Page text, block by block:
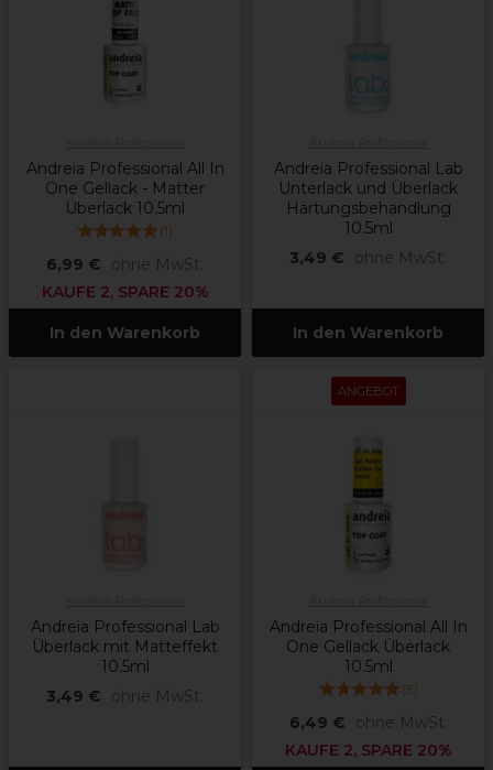
Andreia Professional All In
One Gellack - Matter
Überlack 10.5ml
(1)
6,99 €
ohne MwSt.
KAUFE 2, SPARE 20%
In den Warenkorb
Andreia Professional Lab
Unterlack und Überlack
Härtungsbehandlung
10.5ml
3,49 €
ohne MwSt.
In den Warenkorb
Andreia Professional Lab
Überlack mit Matteffekt
10.5ml
3,49 €
ohne MwSt.
ANGEBOT
Andreia Professional All In
One Gellack Überlack
10.5ml
(3)
6,49 €
ohne MwSt.
KAUFE 2, SPARE 20%